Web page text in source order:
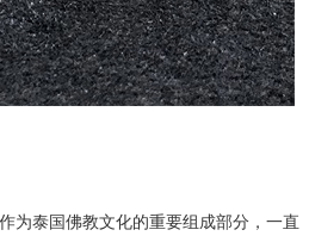
为泰国佛教文化的重要组成部分，一直